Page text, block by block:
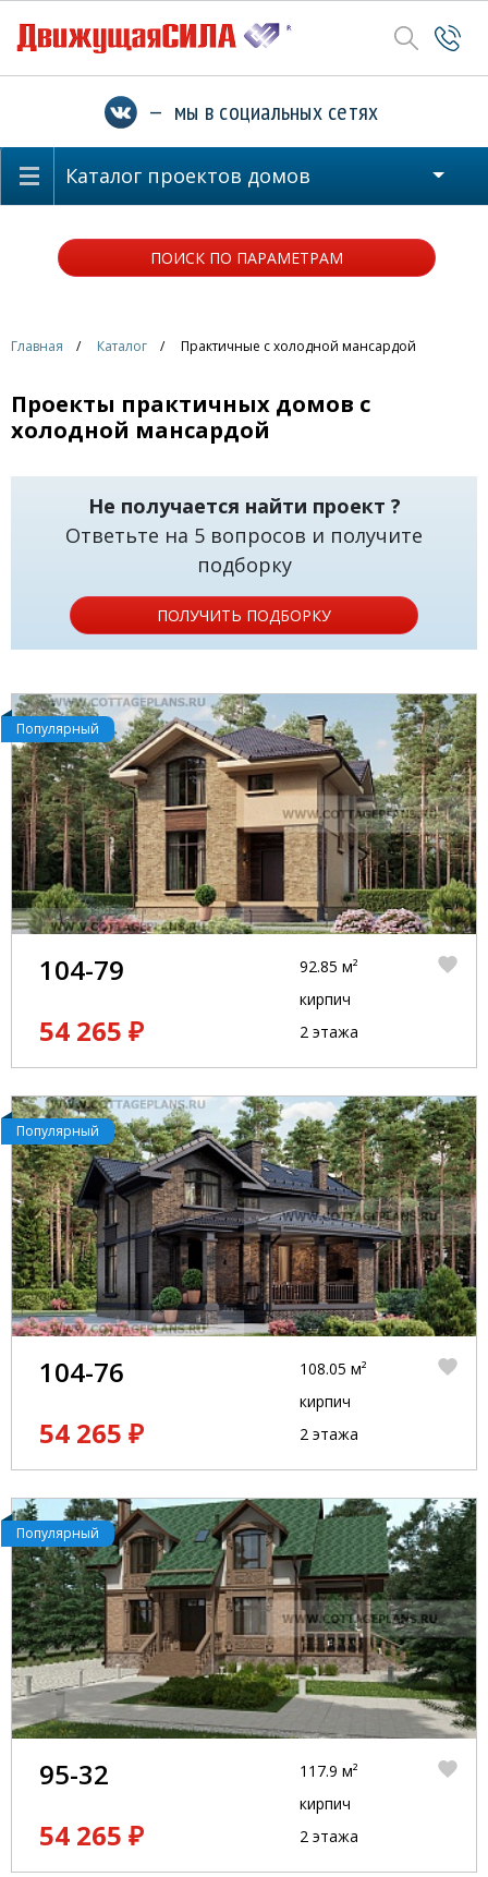
— мы в социальных сетях
Каталог проектов домов
ПОИСК ПО ПАРАМЕТРАМ
Главная Каталог Практичные с холодной мансардой
Проекты практичных домов с
холодной мансардой
Не получается найти проект ?
Ответьте на 5 вопросов и получите
подборку
ПОЛУЧИТЬ ПОДБОРКУ
Популярный
104-79
54 265 ₽
92.85 м²
кирпич
2 этажа
Популярный
104-76
54 265 ₽
108.05 м²
кирпич
2 этажа
Популярный
95-32
54 265 ₽
117.9 м²
кирпич
2 этажа